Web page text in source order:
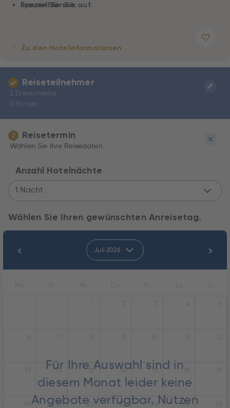
Freuen Sie sich auf:
Speziell für Sie:
Zu den Hotelinformationen
Reiseteilnehmer
2 Erwachsene
0 Kinder
2 Reisetermin
Wählen Sie Ihre Reisedaten.
Anzahl Hotelnächte
1 Nacht
Wählen Sie Ihren gewünschten Anreisetag.
Juli 2026
Für Ihre Auswahl sind in
diesem Monat leider keine
Angebote verfügbar. Nutzen
14 15 16 17
21 22 23 24 25